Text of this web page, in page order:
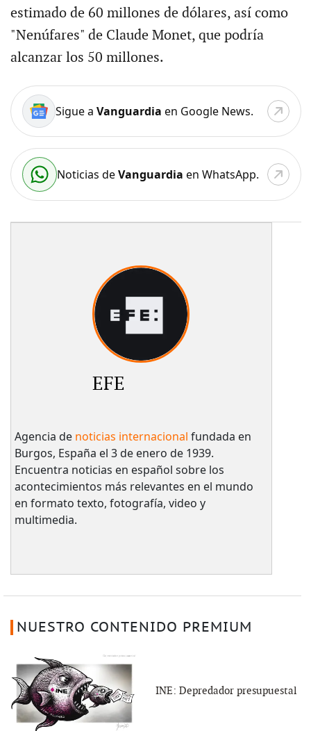
estimado de 60 millones de dólares, así como
"Nenúfares" de Claude Monet, que podría
alcanzar los 50 millones.
Sigue a Vanguardia en Google News.
Noticias deVanguardia en WhatsApp.
EFE
Agencia de noticias internacional fundada en
Burgos, España el 3 de enero de 1939.
Encuentra noticias en español sobre los
acontecimientos más relevantes en el mundo
en formato texto, fotografía, video y
multimedia.
NUESTRO CONTENIDO PREMIUM
INE: Depredador presupuestal